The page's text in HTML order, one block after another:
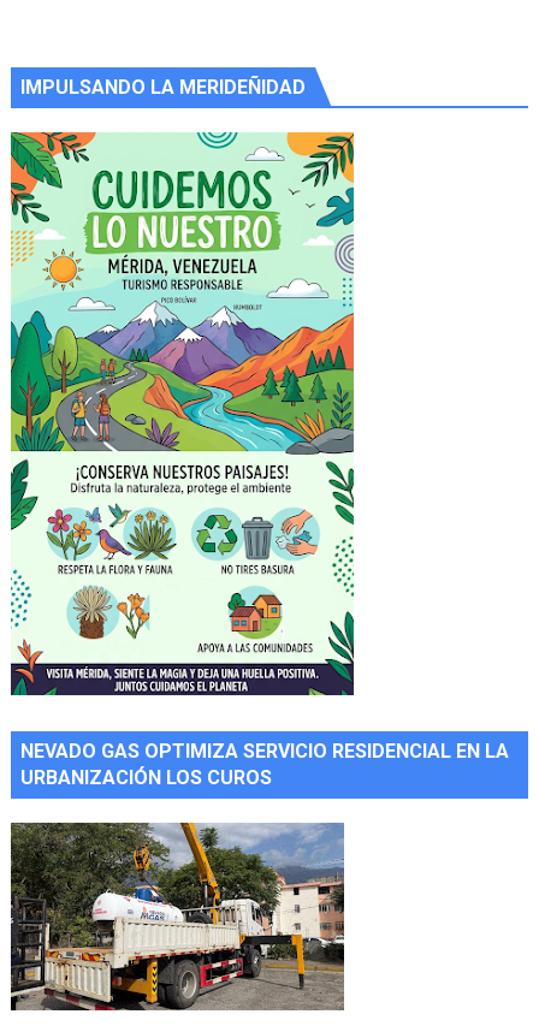
IMPULSANDO LA MERIDEÑIDAD
NEVADO GAS OPTIMIZA SERVICIO RESIDENCIAL EN LA
URBANIZACIÓN LOS CUROS